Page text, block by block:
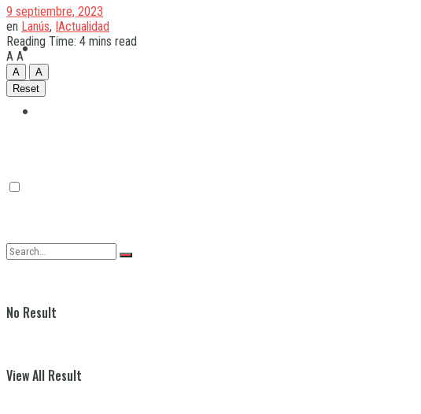
Quilmes
No Result
View All Result
9 septiembre, 2023
en Lanús, |Actualidad
Reading Time: 4 mins read
A A
A
A
Reset